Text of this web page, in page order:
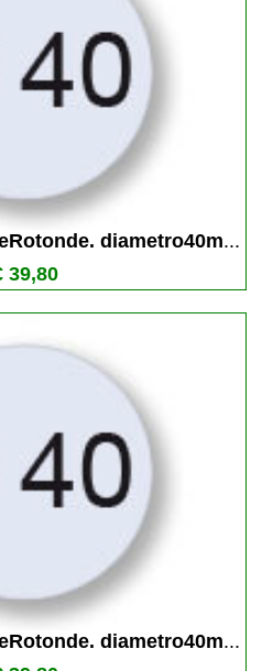
diametro40m...
39,80
diametro40m...